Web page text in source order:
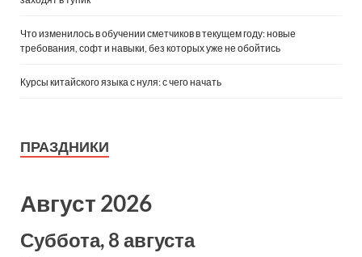
Что изменилось в обучении сметчиков в текущем году: новые
требования, софт и навыки, без которых уже не обойтись
Курсы китайского языка с нуля: с чего начать
ПРАЗДНИКИ
Август 2026
Суббота, 8 августа